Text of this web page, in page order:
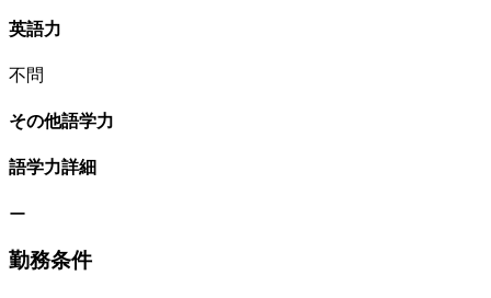
英語力
不問
その他語学力
語学力詳細
ー
勤務条件